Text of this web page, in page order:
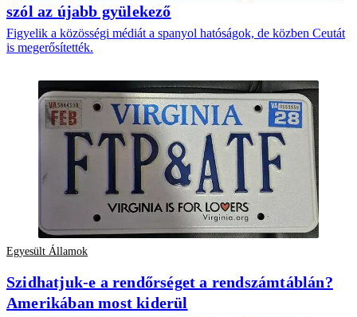
szól az újabb gyülekező
Figyelik a közösségi médiát a spanyol hatóságok, de közben Ceutát
is megerősítették.
Egyesült Államok
Szidhatjuk-e a rendőrséget a rendszámtáblán?
Amerikában most kiderül